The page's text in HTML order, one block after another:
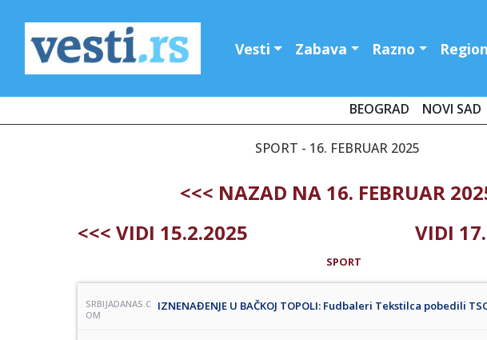
Vesti Zabava Razno Region
BEOGRAD NOVI SAD
SPORT - 16. FEBRUAR 2025
<<< NAZAD NA 16. FEBRUAR
<<< VIDI 15.2.2025
VIDI
SPORT
SRBIJADANAS.C
OM
IZNENAĐENJE U BAČKOJ TOPOLI: Fudbaleri Tekstilca pobedili